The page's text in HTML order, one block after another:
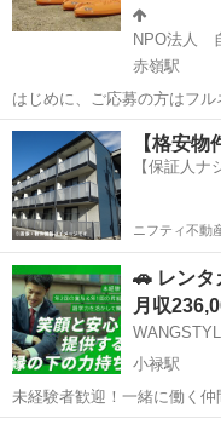
NPO法人
赤嶺駅
はじめに、ご応募の方はフルネー
どもの居場所や観光につい
地域課題を解決しながら、
題は、ブルーオーシャン...
沖縄 那覇市 赤嶺駅
【格安
【保証人ナ
ニフティ不動
🚗 レンタ
月収
小禄駅
未経験者歓迎！一緒に働く仲間を募集
ースタッフ（契約社員） 給与 💰 月給 236,000円～ 勤務条件 ✅ 週休二